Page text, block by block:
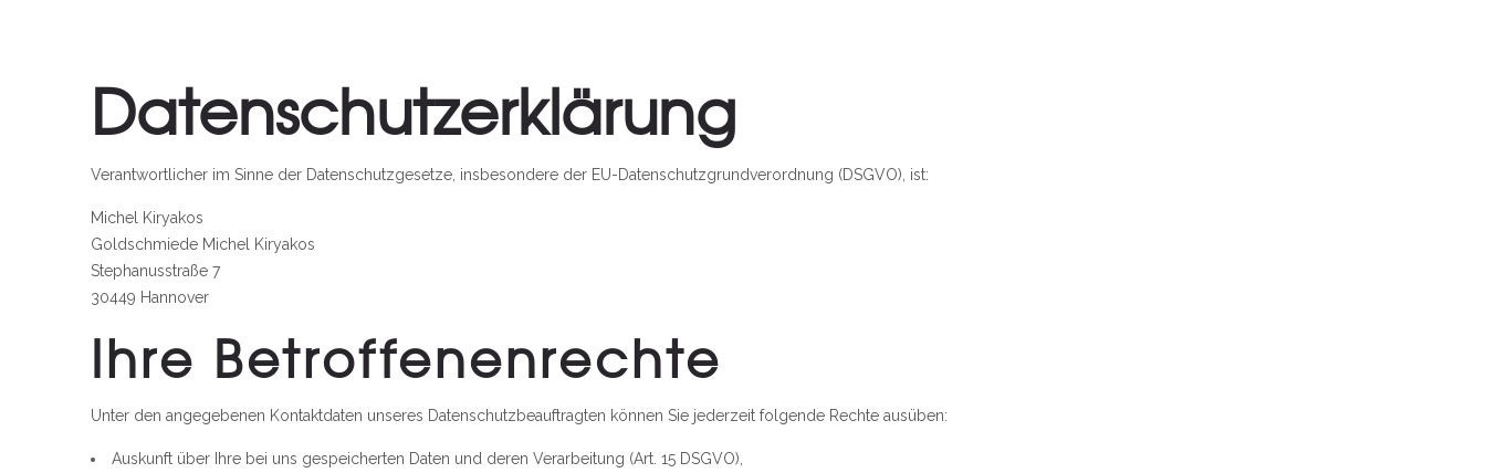
Datenschutzerklärung
Verantwortlicher im Sinne der Datenschutzgesetze, insbesondere der EU-Datenschutzgrundverordnung (DSGVO), ist:
Michel Kiryakos
Goldschmiede Michel Kiryakos
Stephanusstraße 7
30449 Hannover
Ihre Betroffenenrechte
Unter den angegebenen Kontaktdaten unseres Datenschutzbeauftragten können Sie jederzeit folgende Rechte ausüben:
Auskunft über Ihre bei uns gespeicherten Daten und deren Verarbeitung (Art. 15 DSGVO),